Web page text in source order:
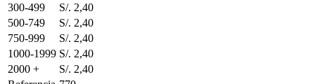
300-499
S/. 2,40
500-749
S/. 2,40
750-999
S/. 2,40
1000-1999 S/. 2,40
2000 +
S/. 2,40